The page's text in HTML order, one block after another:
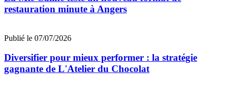
restauration minute à Angers
Publié le 07/07/2026
Diversifier pour mieux performer : la stratégie
gagnante de L'Atelier du Chocolat